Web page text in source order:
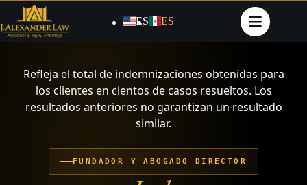
Saltar
contenido
ES ES
FUNDADOR Y ABOGADO DIRECTOR
Refleja el total de indemnizaciones obtenidas para
los clientes en cientos de casos resueltos. Los
resultados anteriores no garantizan un resultado
similar.